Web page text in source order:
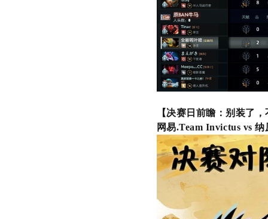
【决赛日前瞻：别装了
网易.Team Invictus vs纳